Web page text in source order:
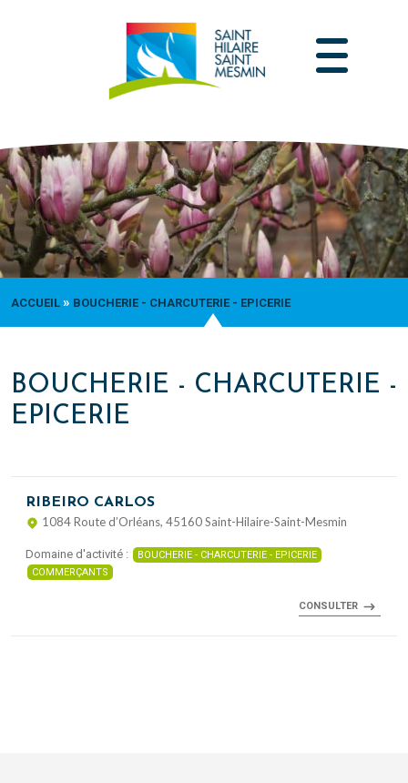
ACCUEIL » BOUCHERIE - CHARCUTERIE - EPICERIE
BOUCHERIE - CHARCUTERIE -
EPICERIE
RIBEIRO CARLOS
1084 Route d’Orléans, 45160 Saint-Hilaire-Saint-Mesmin
Domaine d'activité :
BOUCHERIE - CHARCUTERIE - EPICERIE
COMMERÇANTS
CONSULTER